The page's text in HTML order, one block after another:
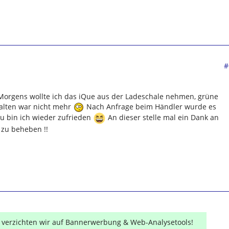
wollte ich das iQue aus der Ladeschale nehmen, grüne
war nicht mehr
Nach Anfrage beim Händler wurde es
bin ich wieder zufrieden
An dieser stelle mal ein Dank an
beheben !!
wir auf Bannerwerbung & Web-Analysetools!